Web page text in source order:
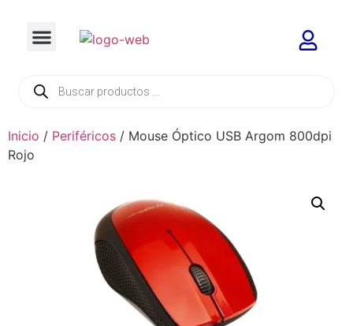
Inicio / Periféricos / Mouse Óptico USB Argom 800dpi
Rojo